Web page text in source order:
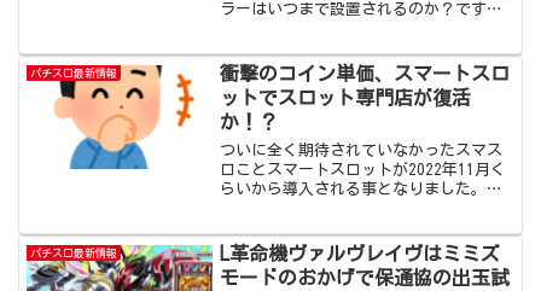
ラーはいつまで設置されるのか？ですが
いでしょう。全台が11月期限で一斉撤去
となるイメー...
パチスロ最新情報
衝撃のコイン単価、スマートスロ
ットでスロット専門店が復活
か！？
ついに全く期待されていなかったスマス
ロことスマートスロットが2022年11月く
らいから導入される事となりました。全
2400枚規制がそのままだったからです。
「何が変わるの...
パチスロ最新情報
L革命機ヴァルヴレイヴはミミズ
モードのおかげで保通協の出玉試